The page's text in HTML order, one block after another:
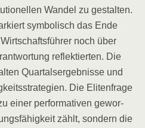
Wan­del zu gestal­ten.
sym­bo­lisch das Ende
noch über
reflek­tier­ten. Die
Quar­tals­er­geb­nis­se und
Die Eli­ten­fra­ge
einer per­for­ma­ti­ven gewor­
zählt, son­dern die